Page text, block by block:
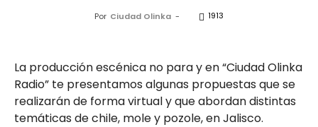
Por Ciudad Olinka - 1913
La producción escénica no para y en “Ciudad Olinka
Radio” te presentamos algunas propuestas que se
realizarán de forma virtual y que abordan distintas
temáticas de chile, mole y pozole, en Jalisco.